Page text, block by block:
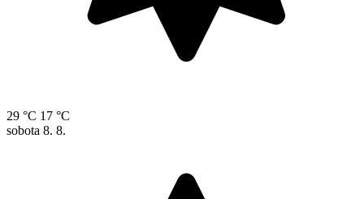
29 °C 17 °C
sobota 8. 8.